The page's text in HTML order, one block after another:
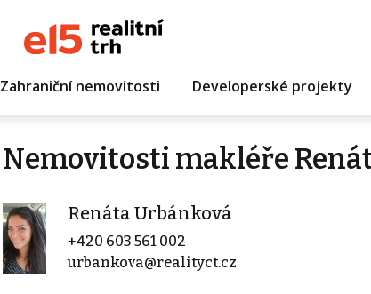
Zahraniční nemovitosti Developerské projekty
Nemovitosti makléře
Renáta Urbánková
+420 603 561 002
urbankova@realityct.cz